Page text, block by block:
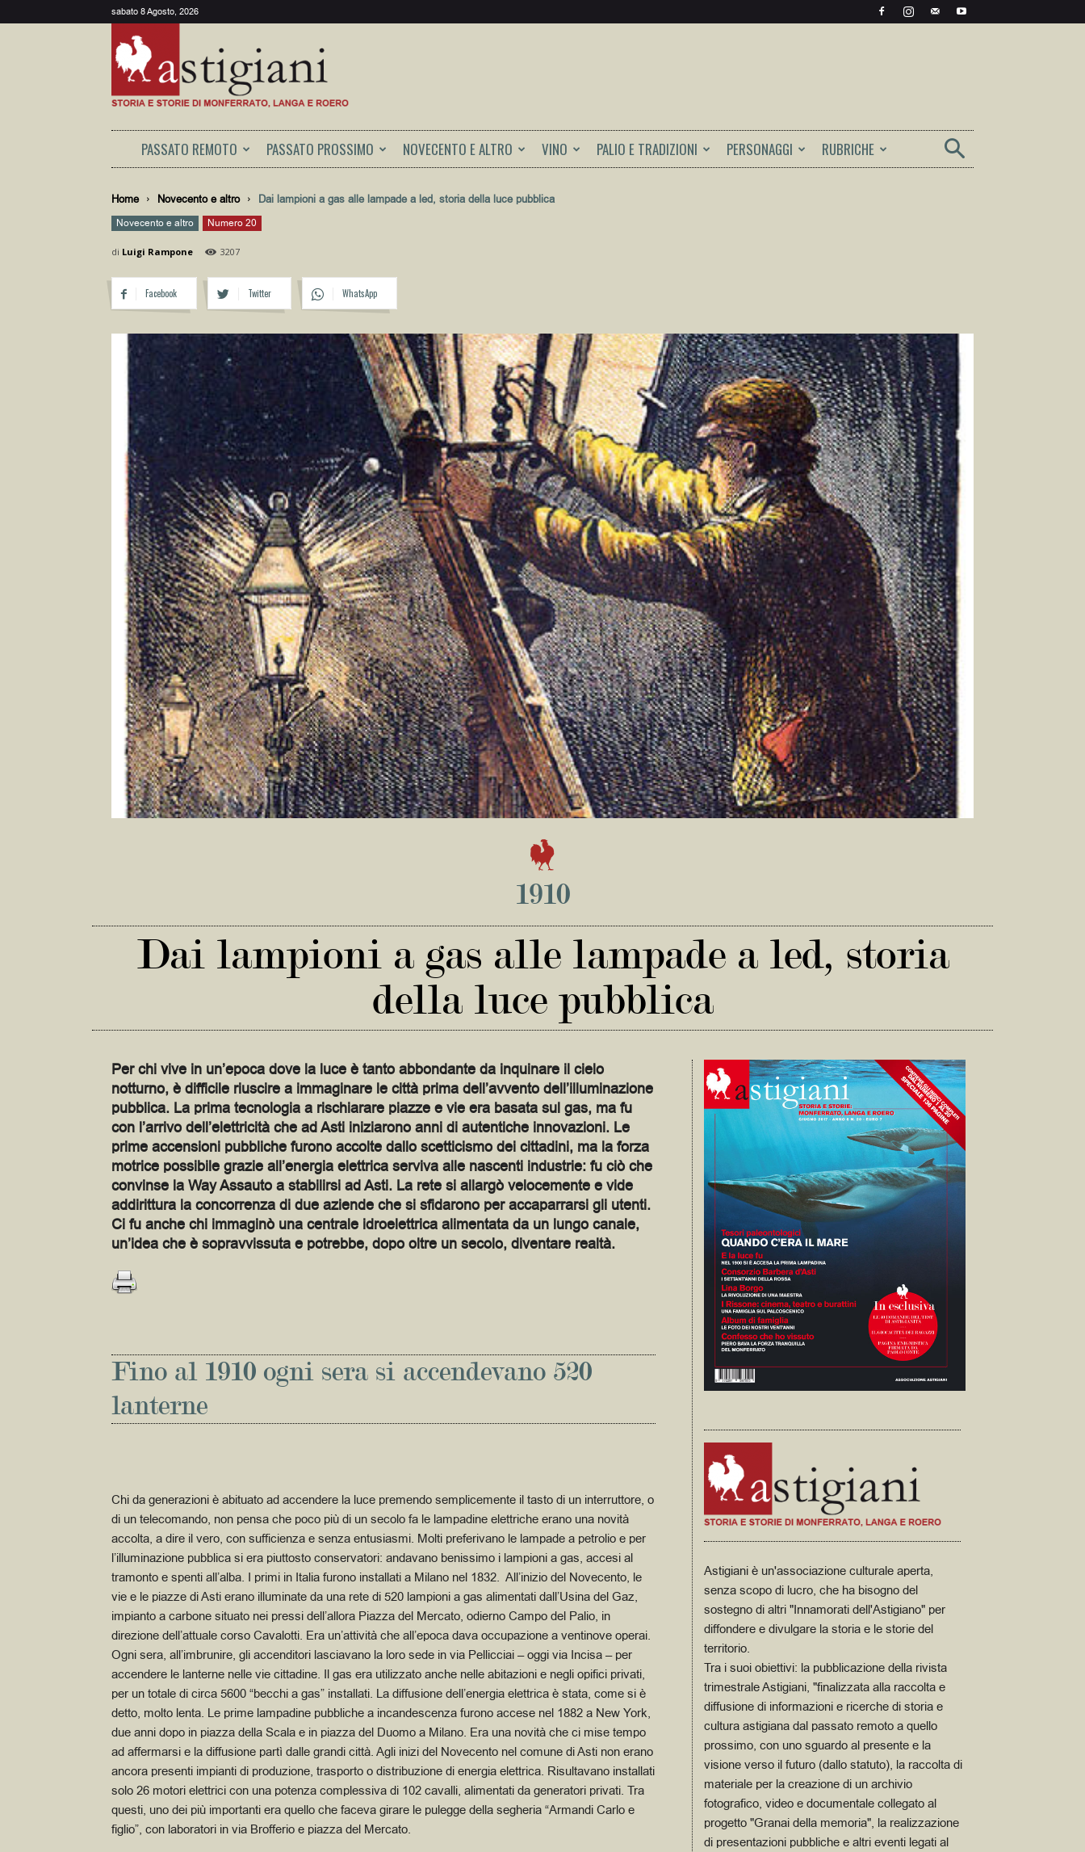
sabato 8 Agosto, 2026
PASSATO REMOTO PASSATO PROSSIMO NOVECENTO E ALTRO VINO PALIO E TRADIZIONI PERSONAGGI RUBRICHE
Home Novecento e altro Dai lampioni a gas alle lampade a led, storia della luce pubblica
Novecento e altro Numero 20
di Luigi Rampone 3207
Facebook Twitter WhatsApp
1910
Dai lampioni a gas alle lampade a led, storia
della luce pubblica
Per chi vive in un’epoca dove la luce è tanto abbondante da inquinare il cielo
notturno, è difficile riuscire a immaginare le città prima dell’avvento dell’illuminazione
pubblica. La prima tecnologia a rischiarare piazze e vie era basata sul gas, ma fu
con l’arrivo dell’elettricità che ad Asti iniziarono anni di autentiche innovazioni. Le
prime accensioni pubbliche furono accolte dallo scetticismo dei cittadini, ma la forza
motrice possibile grazie all’energia elettrica serviva alle nascenti industrie: fu ciò che
convinse la Way Assauto a stabilirsi ad Asti. La rete si allargò velocemente e vide
addirittura la concorrenza di due aziende che si sfidarono per accaparrarsi gli utenti.
Ci fu anche chi immaginò una centrale idroelettrica alimentata da un lungo canale,
un’idea che è sopravvissuta e potrebbe, dopo oltre un secolo, diventare realtà.
Fino al 1910 ogni sera si accendevano 520
lanterne
Chi da generazioni è abituato ad accendere la luce premendo semplicemente il tasto di un interruttore, o
di un telecomando, non pensa che poco più di un secolo fa le lampadine elettriche erano una novità
accolta, a dire il vero, con sufficienza e senza entusiasmi. Molti preferivano le lampade a petrolio e per
l’illuminazione pubblica si era piuttosto conservatori: andavano benissimo i lampioni a gas, accesi al
tramonto e spenti all’alba. I primi in Italia furono installati a Milano nel 1832. All’inizio del Novecento, le
vie e le piazze di Asti erano illuminate da una rete di 520 lampioni a gas alimentati dall’Usina del Gaz,
impianto a carbone situato nei pressi dell’allora Piazza del Mercato, odierno Campo del Palio, in
direzione dell’attuale corso Cavalotti. Era un’attività che all’epoca dava occupazione a ventinove operai.
Ogni sera, all’imbrunire, gli accenditori lasciavano la loro sede in via Pellicciai – oggi via Incisa – per
accendere le lanterne nelle vie cittadine. Il gas era utilizzato anche nelle abitazioni e negli opifici privati,
per un totale di circa 5600 “becchi a gas” installati. La diffusione dell’energia elettrica è stata, come si è
detto, molto lenta. Le prime lampadine pubbliche a incandescenza furono accese nel 1882 a New York,
due anni dopo in piazza della Scala e in piazza del Duomo a Milano. Era una novità che ci mise tempo
ad affermarsi e la diffusione partì dalle grandi città. Agli inizi del Novecento nel comune di Asti non erano
ancora presenti impianti di produzione, trasporto o distribuzione di energia elettrica. Risultavano installati
solo 26 motori elettrici con una potenza complessiva di 102 cavalli, alimentati da generatori privati. Tra
questi, uno dei più importanti era quello che faceva girare le pulegge della segheria “Armandi Carlo e
figlio”, con laboratori in via Brofferio e piazza del Mercato.
Astigiani è un'associazione culturale aperta,
senza scopo di lucro, che ha bisogno del
sostegno di altri "Innamorati dell'Astigiano" per
diffondere e divulgare la storia e le storie del
territorio.
Tra i suoi obiettivi: la pubblicazione della rivista
trimestrale Astigiani, "finalizzata alla raccolta e
diffusione di informazioni e ricerche di storia e
cultura astigiana dal passato remoto a quello
prossimo, con uno sguardo al presente e la
visione verso il futuro (dallo statuto), la raccolta di
materiale per la creazione di un archivio
fotografico, video e documentale collegato al
progetto "Granai della memoria", la realizzazione
di presentazioni pubbliche e altri eventi legati al